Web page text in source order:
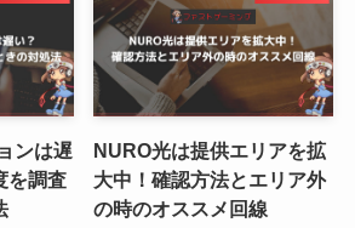
ンは遅
を調査
NURO光は提供エリアを拡
大中！確認方法とエリア外
の時のオススメ回線